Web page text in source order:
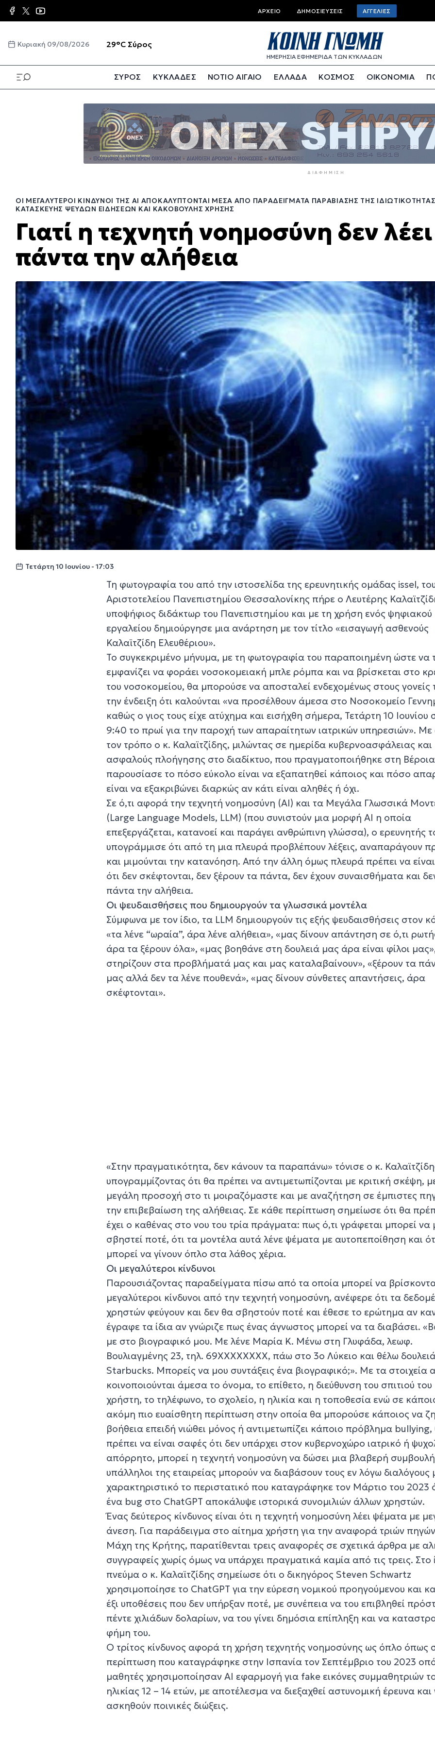
Παράκαμψη
προς
κυρίως
Top
bar
menu
ΑΡΧΕΊΟ ΔΗΜΟΣΙΕΎΣΕΙΣ ΑΓΓΕΛΊΕΣ
Κυριακή 09/08/2026 29°C Σύρος
ΗΜΕΡΗΣΙΑ ΕΦΗΜΕΡΙΔΑ ΤΩΝ ΚΥΚΛΑΔΩΝ
ΣΥΡΟΣ ΚΥΚΛΑΔΕΣ ΝΟΤΙΟ ΑΙΓΑΙΟ ΕΛΛΑΔΑ ΚΟΣΜΟΣ ΟΙΚΟΝΟΜΙΑ
ΔΙΑΦΉΜΙΣΗ
ΟΙ ΜΕΓΑΛΎΤΕΡΟΙ ΚΊΝΔΥΝΟΙ ΤΗΣ ΑΙ ΑΠΟΚΑΛΎΠΤΟΝΤΑΙ ΜΈΣΑ ΑΠΌ ΠΑΡΑΔΕΊΓΜΑΤΑ ΠΑΡΑΒΊΑΣΗΣ ΤΗΣ
ΚΑΤΑΣΚΕΥΉΣ ΨΕΥΔΏΝ ΕΙΔΉΣΕΩΝ ΚΑΙ ΚΑΚΌΒΟΥΛΗΣ ΧΡΉΣΗΣ
Γιατί η τεχνητή νοημοσύνη δεν λέει
πάντα την αλήθεια
Τετάρτη 10 Ιουνίου - 17:03
Τη φωτογραφία του από την ιστοσελίδα της ερευνητικής ομάδας issel,
Αριστοτελείου Πανεπιστημίου Θεσσαλονίκης πήρε ο Λευτέρης
υποψήφιος διδάκτωρ του Πανεπιστημίου και με τη χρήση ενός ψηφιακού
εργαλείου δημιούργησε μια ανάρτηση με τον τίτλο «εισαγωγή ασθενούς
Καλαϊτζίδη Ελευθέριου».
Το συγκεκριμένο μήνυμα, με τη φωτογραφία του παραποιημένη ώστε να
εμφανίζει να φοράει νοσοκομειακή μπλε ρόμπα και να βρίσκεται στο
του νοσοκομείου, θα μπορούσε να αποσταλεί ενδεχομένως στους γονείς
την ένδειξη ότι καλούνται «να προσέλθουν άμεσα στο Νοσοκομείο
καθώς ο γιος τους είχε ατύχημα και εισήχθη σήμερα, Τετάρτη 10 Ιουνίου
9:40 το πρωί για την παροχή των απαραίτητων ιατρικών υπηρεσιών». Με
τον τρόπο ο κ. Καλαϊτζίδης, μιλώντας σε ημερίδα κυβερνοασφάλειας και
ασφαλούς πλοήγησης στο διαδίκτυο, που πραγματοποιήθηκε στη Βέροια
παρουσίασε το πόσο εύκολο είναι να εξαπατηθεί κάποιος και πόσο
είναι να εξακριβώνει διαρκώς αν κάτι είναι αληθές ή όχι.
Σε ό,τι αφορά την τεχνητή νοημοσύνη (AI) και τα Μεγάλα Γλωσσικά
(Large Language Models, LLM) (που συνιστούν μια μορφή ΑΙ η οποία
επεξεργάζεται, κατανοεί και παράγει ανθρώπινη γλώσσα), ο ερευνητής
υπογράμμισε ότι από τη μια πλευρά προβλέπουν λέξεις, αναπαράγουν
και μιμούνται την κατανόηση. Από την άλλη όμως πλευρά πρέπει να
ότι δεν σκέφτονται, δεν ξέρουν τα πάντα, δεν έχουν συναισθήματα και
πάντα την αλήθεια.
Οι ψευδαισθήσεις που δημιουργούν τα γλωσσικά μοντέλα
Σύμφωνα με τον ίδιο, τα LLM δημιουργούν τις εξής ψευδαισθήσεις στον
«τα λένε “ωραία”, άρα λένε αλήθεια», «μας δίνουν απάντηση σε ό,τι
άρα τα ξέρουν όλα», «μας βοηθάνε στη δουλειά μας άρα είναι φίλοι
στηρίζουν στα προβλήματά μας και μας καταλαβαίνουν», «ξέρουν τα
μας αλλά δεν τα λένε πουθενά», «μας δίνουν σύνθετες απαντήσεις, άρα
σκέφτονται».
«Στην πραγματικότητα, δεν κάνουν τα παραπάνω» τόνισε ο κ.
υπογραμμίζοντας ότι θα πρέπει να αντιμετωπίζονται με κριτική σκέψη,
μεγάλη προσοχή στο τι μοιραζόμαστε και με αναζήτηση σε έμπιστες
την επιβεβαίωση της αλήθειας. Σε κάθε περίπτωση σημείωσε ότι θα
έχει ο καθένας στο νου του τρία πράγματα: πως ό,τι γράφεται μπορεί να
σβηστεί ποτέ, ότι τα μοντέλα αυτά λένε ψέματα με αυτοπεποίθηση και
μπορεί να γίνουν όπλο στα λάθος χέρια.
Οι μεγαλύτεροι κίνδυνοι
Παρουσιάζοντας παραδείγματα πίσω από τα οποία μπορεί να
μεγαλύτεροι κίνδυνοι από την τεχνητή νοημοσύνη, ανέφερε ότι τα
χρηστών φεύγουν και δεν θα σβηστούν ποτέ και έθεσε το ερώτημα αν
έγραφε τα ίδια αν γνώριζε πως ένας άγνωστος μπορεί να τα διαβάσει.
με στο βιογραφικό μου. Με λένε Μαρία Κ. Μένω στη Γλυφάδα, λεωφ.
Βουλιαγμένης 23, τηλ. 69ΧΧΧΧΧΧΧΧ, πάω στο 3ο Λύκειο και θέλω
Starbucks. Mπορείς να μου συντάξεις ένα βιογραφικό;». Με τα στοιχεία
κοινοποιούνται άμεσα το όνομα, το επίθετο, η διεύθυνση του σπιτιού του
χρήστη, το τηλέφωνο, το σχολείο, η ηλικία και η τοποθεσία ενώ σε
ακόμη πιο ευαίσθητη περίπτωση στην οποία θα μπορούσε κάποιος να
βοήθεια επειδή νιώθει μόνος ή αντιμετωπίζει κάποιο πρόβλημα
πρέπει να είναι σαφές ότι δεν υπάρχει στον κυβερνοχώρο ιατρικό ή
απόρρητο, μπορεί η τεχνητή νοημοσύνη να δώσει μια βλαβερή
υπάλληλοι της εταιρείας μπορούν να διαβάσουν τους εν λόγω διαλόγους
χαρακτηριστικό το περιστατικό που καταγράφηκε τον Μάρτιο του 2023
ένα bug στο ChatGPT αποκάλυψε ιστορικά συνομιλιών άλλων χρηστών.
Ένας δεύτερος κίνδυνος είναι ότι η τεχνητή νοημοσύνη λέει ψέματα με
άνεση. Για παράδειγμα στο αίτημα χρήστη για την αναφορά τριών
Μάχη της Κρήτης, παρατίθενται τρεις αναφορές σε σχετικά άρθρα με
συγγραφείς χωρίς όμως να υπάρχει πραγματικά καμία από τις τρεις. Στο
πνεύμα ο κ. Καλαϊτζίδης σημείωσε ότι ο δικηγόρος Steven Schwartz
χρησιμοποίησε το ChatGPT για την εύρεση νομικού προηγούμενου και
έξι υποθέσεις που δεν υπήρξαν ποτέ, με συνέπεια να του επιβληθεί
πέντε χιλιάδων δολαρίων, να του γίνει δημόσια επίπληξη και να
φήμη του.
Ο τρίτος κίνδυνος αφορά τη χρήση τεχνητής νοημοσύνης ως όπλο όπως
περίπτωση που καταγράφηκε στην Ισπανία τον Σεπτέμβριο του 2023
μαθητές χρησιμοποίησαν ΑΙ εφαρμογή για fake εικόνες συμμαθητριών
ηλικίας 12 – 14 ετών, με αποτέλεσμα να διεξαχθεί αστυνομική έρευνα και
ασκηθούν ποινικές διώξεις.